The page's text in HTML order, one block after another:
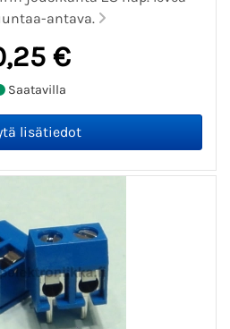
antava.
€
Saatavilla